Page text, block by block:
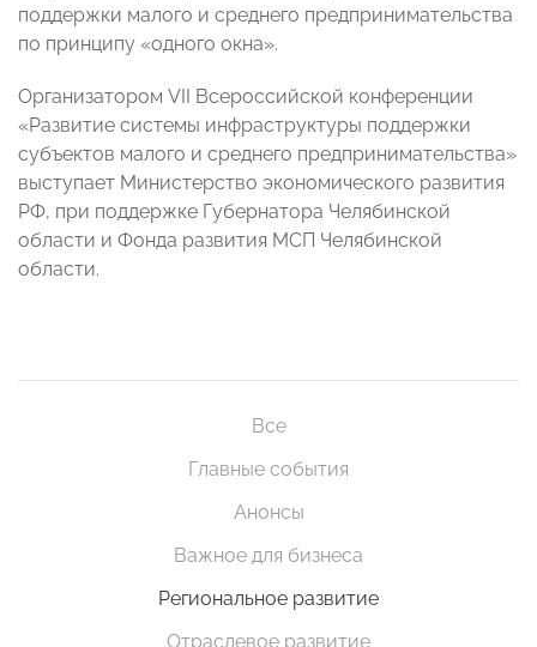
поддержки малого и среднего предпринимательства
по принципу «одного окна».
Организатором VII Всероссийской конференции
«Развитие системы инфраструктуры поддержки
субъектов малого и среднего предпринимательства»
выступает Министерство экономического развития
РФ, при поддержке Губернатора Челябинской
области и Фонда развития МСП Челябинской
области.
Все
Главные события
Анонсы
Важное для бизнеса
Региональное развитие
Отраслевое развитие